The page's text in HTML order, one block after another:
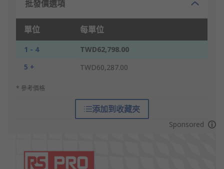
批發價選項
單位 每單位
1 - 4
TWD62,798.00
5 +
TWD60,287.00
* 參考價格
添加到收藏夾
Sponsored